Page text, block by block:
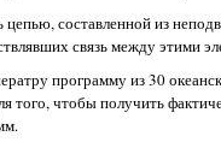
цепью, составленной из
связь между этими
программу из 30
того, чтобы получить